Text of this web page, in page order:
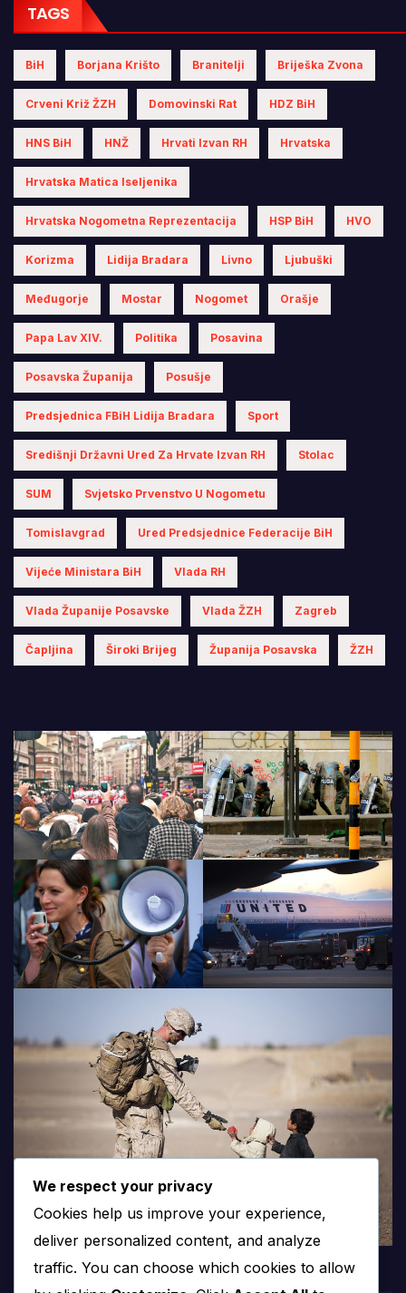
TAGS
BiH Borjana Krišto Branitelji Briješka Zvona
Crveni Križ ŽZH Domovinski Rat HDZ BiH
HNS BiH HNŽ Hrvati Izvan RH Hrvatska
Hrvatska Matica Iseljenika
Hrvatska Nogometna Reprezentacija HSP BiH HVO
Korizma Lidija Bradara Livno Ljubuški
Međugorje Mostar Nogomet Orašje
Papa Lav XIV. Politika Posavina
Posavska Županija Posušje
Predsjednica FBiH Lidija Bradara Sport
Središnji Državni Ured Za Hrvate Izvan RH Stolac
SUM Svjetsko Prvenstvo U Nogometu
Tomislavgrad Ured Predsjednice Federacije BiH
Vijeće Ministara BiH Vlada RH
Vlada Županije Posavske Vlada ŽZH Zagreb
Čapljina Široki Brijeg Županija Posavska ŽZH
We respect your privacy
Cookies help us improve your experience,
deliver personalized content, and analyze
traffic. You can choose which cookies to allow